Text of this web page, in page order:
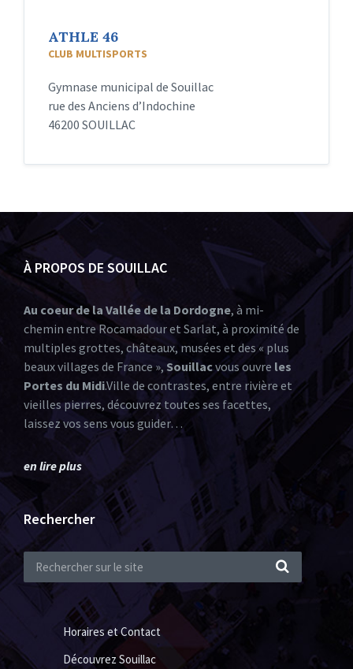
ATHLE 46
CLUB MULTISPORTS
Gymnase municipal de Souillac
rue des Anciens d’Indochine
46200 SOUILLAC
À PROPOS DE SOUILLAC
Au coeur de la Vallée de la Dordogne, à mi-
chemin entre Rocamadour et Sarlat, à proximité de
multiples grottes, châteaux, musées et des « plus
beaux villages de France », Souillacvous ouvre les
Portes du Midi.Ville de contrastes, entre rivière et
vieilles pierres, découvrez toutes ses facettes,
laissez vos sens vous guider…
en lire plus
Rechercher
Horaires et Contact
Découvrez Souillac